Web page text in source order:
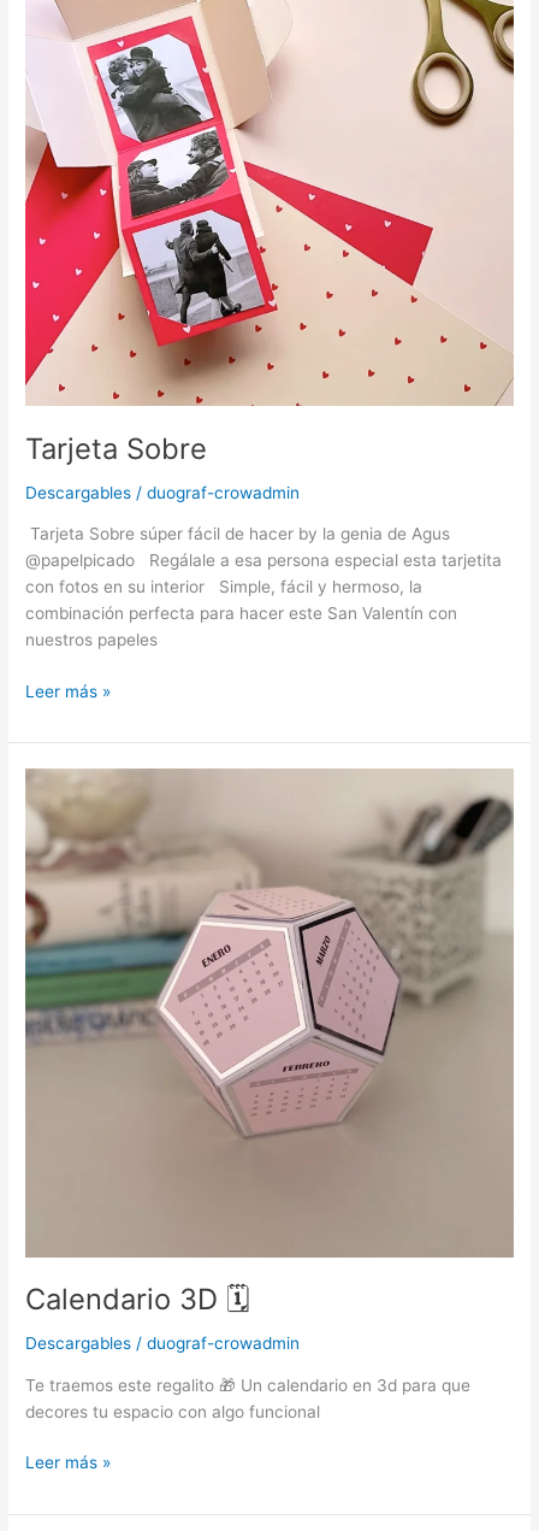
Tarjeta Sobre
Descargables /duograf-crowadmin
Tarjeta Sobre súper fácil de hacer by la genia de Agus
@papelpicado Regálale a esa persona especial esta tarjetita
con fotos en su interior Simple, fácil y hermoso, la
combinación perfecta para hacer este San Valentín con
nuestros papeles
Leer más »
Calendario 3D 🗓️
Descargables /duograf-crowadmin
Te traemos este regalito 🎁 Un calendario en 3d para que
decores tu espacio con algo funcional
Calendario
3D
Leer más »